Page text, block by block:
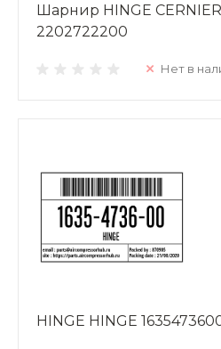
Шарнир HINGE
2202722200
Нет в
HINGE HINGE